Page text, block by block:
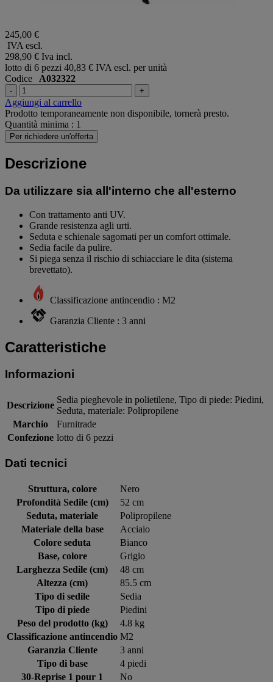
245,00 €
IVA escl.
298,90 € Iva incl.
lotto di 6 pezzi 40,83 € IVA escl. per unità
Codice A032322
- +
Aggiungi al carrello
Prodotto temporaneamente non disponibile, tornerà presto.
Quantità minima : 1
Per richiedere un'offerta
Descrizione
Da utilizzare sia all'interno che all'esterno
Con trattamento anti UV.
Grande resistenza agli urti.
Seduta e schienale sagomati per un comfort ottimale.
Sedia facile da pulire.
Si piega senza il rischio di schiacciare le dita (sistema
brevettato).
Classificazione antincendio : M2
Garanzia Cliente : 3 anni
Caratteristiche
Informazioni
Descrizione
Sedia pieghevole in polietilene, Tipo di piede: Piedini,
Seduta, materiale: Polipropilene
Marchio
Furnitrade
Confezione lotto di 6 pezzi
Dati tecnici
Struttura, colore
Nero
Profondità Sedile (cm)
52 cm
Seduta, materiale
Polipropilene
Materiale della base
Acciaio
Colore seduta
Bianco
Base, colore
Grigio
Larghezza Sedile (cm)
48 cm
Altezza (cm)
85.5 cm
Tipo di sedile
Sedia
Tipo di piede
Piedini
Peso del prodotto (kg)
4.8 kg
Classificazione antincendio M2
Garanzia Cliente
3 anni
Tipo di base
4 piedi
30-Reprise 1 pour 1
No